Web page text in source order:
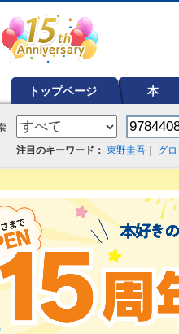
トップページ 本
注目のキーワード： 東野圭吾 グ